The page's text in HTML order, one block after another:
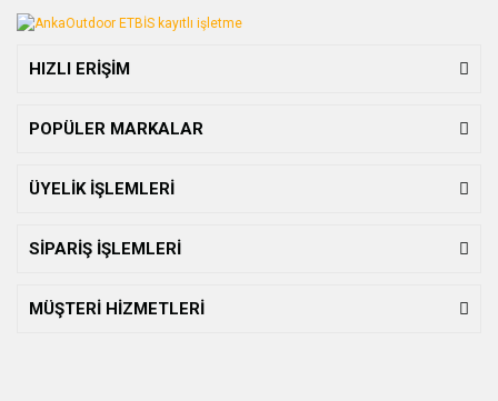
HIZLI ERİŞİM
POPÜLER MARKALAR
ÜYELİK İŞLEMLERİ
SİPARİŞ İŞLEMLERİ
MÜŞTERİ HİZMETLERİ